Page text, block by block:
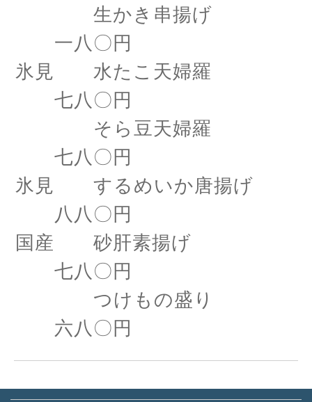
生かき串揚げ
一八〇円
氷見 水たこ天婦羅
七八〇円
そら豆天婦羅
七八〇円
氷見 するめいか唐揚げ
八八〇円
国産 砂肝素揚げ
七八〇円
つけもの盛り
六八〇円